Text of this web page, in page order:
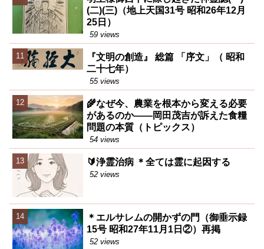
(二)(三)（地上天国31号 昭和26年12月
25日）
59 views
『文明の創造』 総篇 「序文」（ 昭和
二十七年）
55 views
🌾なぜ今、農業を根本から変える必要
があるのか――岡田茂吉が訴えた食糧
問題の本質（トピックス）
54 views
🔰浄霊治病 ＊全ては霊に起因する
52 views
＊エルサレムの開かずの門（御垂示録
15号 昭和27年11月1日②）再掲
52 views